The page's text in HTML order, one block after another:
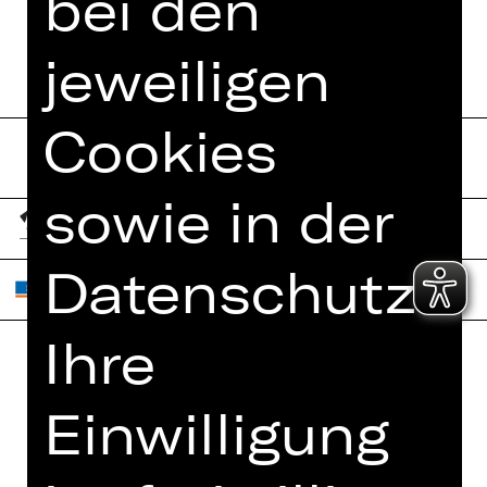
Spielplan
Künstler*innen
Interner Bereich
ZVB/L
jeweiligen
Cookies
sowie in der
Ihre
Einwilligung